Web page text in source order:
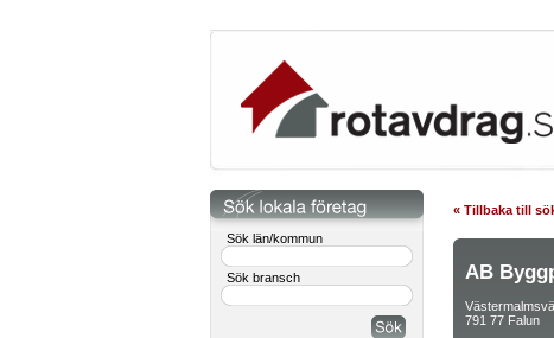
Sök län/kommun
Sök bransch
« Tillbaka till
AB
791 77 Falun